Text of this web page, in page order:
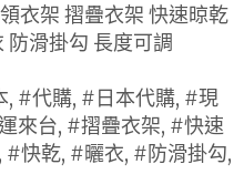
衣架 摺疊衣架 快速晾乾
防滑掛勾 長度可調
#代購, #日本代購, #現
來台, #摺疊衣架, #快速
快乾, #曬衣, #防滑掛勾,